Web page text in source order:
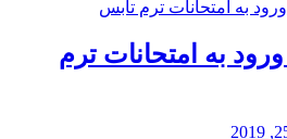
به امتحانات ترم